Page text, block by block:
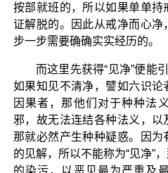
按部就班的，所以如果单单持
证解脱的。因此从戒净而心
步一步需要确确实实经历的。
而这里先获得“见净”便能
如果知见不清净，譬如六识
因果者，那他们对于种种法
邪，故无法连结各种法义，以
那就必然产生种种疑惑。因
的见解，所以不能称为“见净”
的染污，以恶见最为严重及